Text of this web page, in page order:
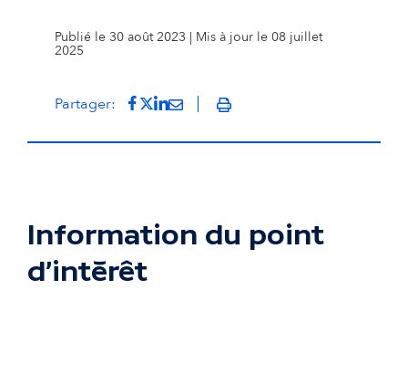
Publié le 30 août 2023 | Mis à jour le 08 juillet
2025
Partager: Partager sur Facebook
(s'ouvre dans un nouvel onglet)
Partager sur Twitter
(s'ouvre dans un nouvel onglet)
Partager sur LinkedIn
(s'ouvre dans un nouvel onglet)
Partager par mail
(s'ouvre dans un nouvel
Imprimer
Information du point
d'intérêt